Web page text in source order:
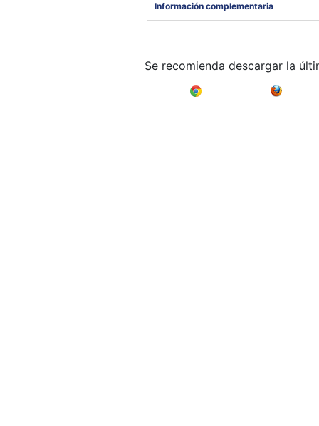
Información complementaria
Se recomienda descargar la